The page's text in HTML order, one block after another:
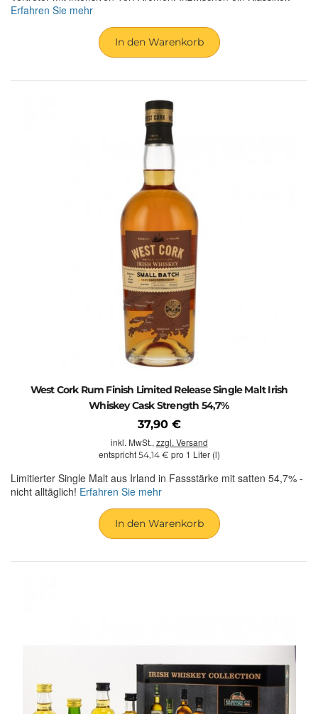
Erfahren Sie mehr
In den Warenkorb
West Cork Rum Finish Limited Release Single Malt Irish
Whiskey Cask Strength 54,7%
37,90 €
inkl. MwSt., zzgl. Versand
entspricht 54,14 € pro 1 Liter (l)
Limitierter Single Malt aus Irland in Fassstärke mit satten 54,7% -
nicht alltäglich! Erfahren Sie mehr
In den Warenkorb